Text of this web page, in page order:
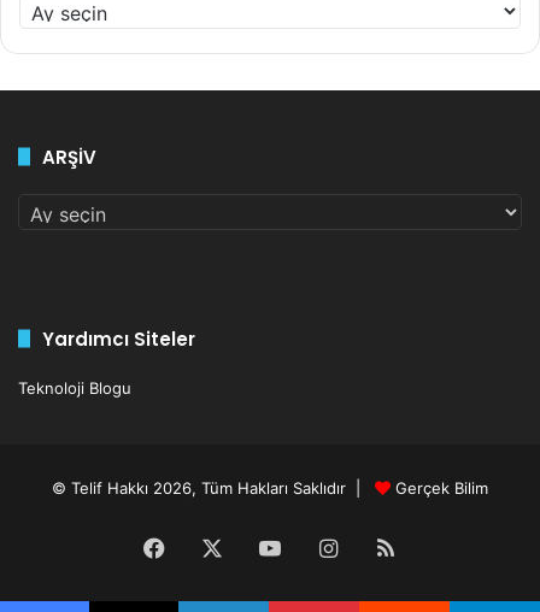
0
1
v
ARŞİV
ARŞİV
Yardımcı Siteler
Teknoloji Blogu
© Telif Hakkı 2026, Tüm Hakları Saklıdır | Gerçek Bilim
Facebook YouTubeInstagram